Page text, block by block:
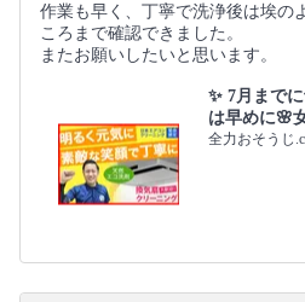
作業も早く、丁寧で洗浄後は埃の
ころまで確認できました。
またお願いしたいと思います。
✨ 7月まで
は早めに🌸
全力おそうじ